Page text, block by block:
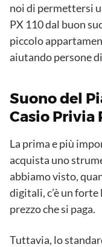
noi di permettersi
PX 110 dal buon
piccolo
aiutando persone
Suono del
Casio Privia
La prima e più
acquista uno
abbiamo visto,
digitali, c’è un
prezzo che si paga.
Tuttavia, lo